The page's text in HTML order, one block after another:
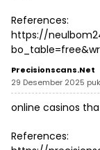
References:
https://
Precisionscans.net
29 Desember 2025
online casinos
References: